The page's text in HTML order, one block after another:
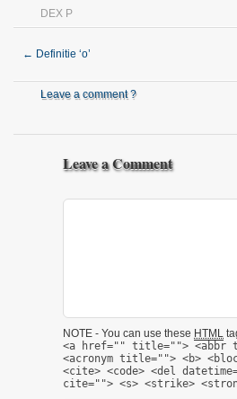
DEX P
← Definitie ‘o’
Leave a comment ?
Leave a Comment
NOTE - You can use these HTML
<a href="" title=""> <abbr
<acronym title=""> <b>
<cite> <code> <del
cite=""> <s> <strike>